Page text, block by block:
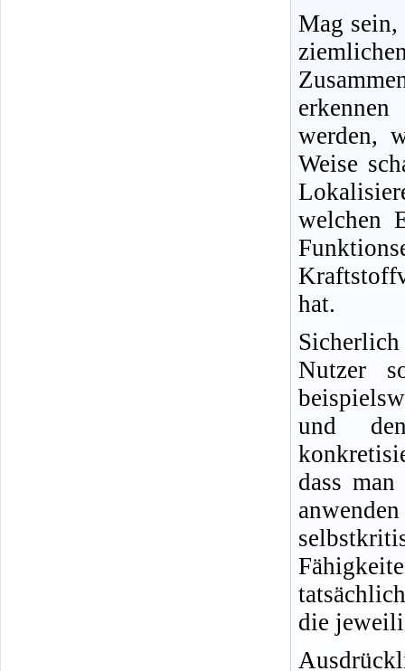
Mag sein,
werden,
Weise
welchen
hat.
Nutzer
und
dass
die